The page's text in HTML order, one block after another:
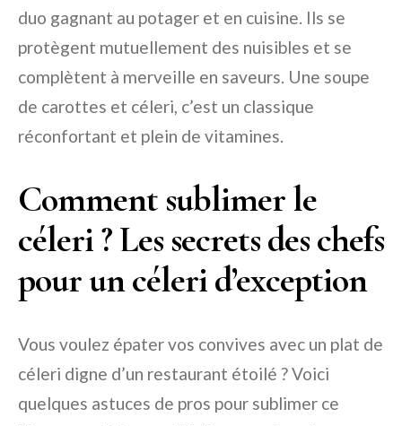
duo gagnant au potager et en cuisine. Ils se
protègent mutuellement des nuisibles et se
complètent à merveille en saveurs. Une soupe
de carottes et céleri, c’est un classique
réconfortant et plein de vitamines.
Comment sublimer le
céleri ? Les secrets des chefs
pour un céleri d’exception
Vous voulez épater vos convives avec un plat de
céleri digne d’un restaurant étoilé ? Voici
quelques astuces de pros pour sublimer ce